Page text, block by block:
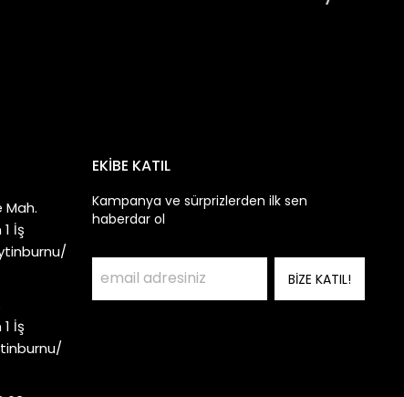
İş
İş
EKİBE KATIL
Kampanya ve sürprizlerden ilk sen
haberdar ol
BİZE KATIL!